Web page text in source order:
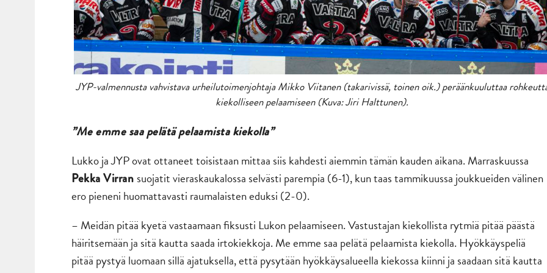
JYP-valmennusta vahvistava urheilutoimenjohtaja Mikko Viitanen (takarivissä, toinen oik.) peräänkuuluttaa
kiekolliseen pelaamiseen (Kuva: Jiri Halttunen).
”Me emme saa pelätä pelaamista kiekolla”
Lukko ja JYP ovat ottaneet toisistaan mittaa siis kahdesti aiemmin tämän kauden aikana. Marraskuussa
Pekka Virran suojatit vieraskaukalossa selvästi parempia (6-1), kun taas tammikuussa joukkueiden välinen
ero pieneni huomattavasti raumalaisten eduksi (2-0).
– Meidän pitää kyetä vastaamaan fiksusti Lukon pelaamiseen. Vastustajan kiekollista rytmiä pitää päästä
häiritsemään ja sitä kautta saada irtokiekkoja. Me emme saa pelätä pelaamista kiekolla. Hyökkäyspeliä
pitää pystyä luomaan sillä ajatuksella, että pysytään hyökkäysalueella kiekossa kiinni ja saadaan sitä kautta